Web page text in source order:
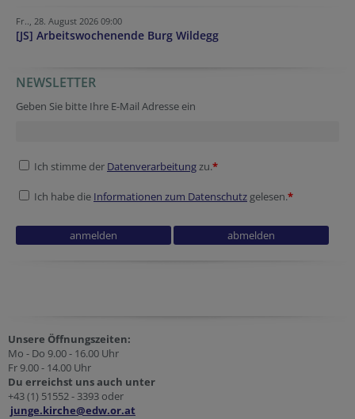
Fr.., 28. August 2026 09:00
[JS] Arbeitswochenende Burg Wildegg
Tracking ID
Fax
Verification code
Secondary phone
Fax
NEWSLETTER
Geben Sie bitte Ihre E-Mail Adresse ein
Ich stimme der Datenverarbeitungzu.*
Ich habe die Informationen zum Datenschutz gelesen.*
Unsere Öffnungszeiten:
Mo - Do 9.00 - 16.00 Uhr
Fr 9.00 - 14.00 Uhr
Du erreichst uns auch unter
+43 (1) 51552 - 3393 oder
junge.kirche@edw.or.at